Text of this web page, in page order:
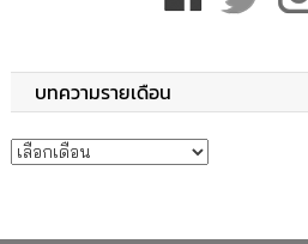
บทความรายเดือน
บทความรายเดือน